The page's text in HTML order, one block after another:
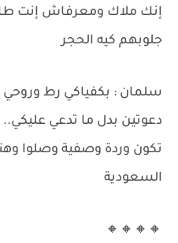
إنك ملاك ومعرفاش إنت
جلوبهم كيه الحجر
سلمان : بكفياكي رط
دعوتين بدل ما تدعي
تكون وردة وصفية وصلوا
السعودية
🔸🔸🔸🔸